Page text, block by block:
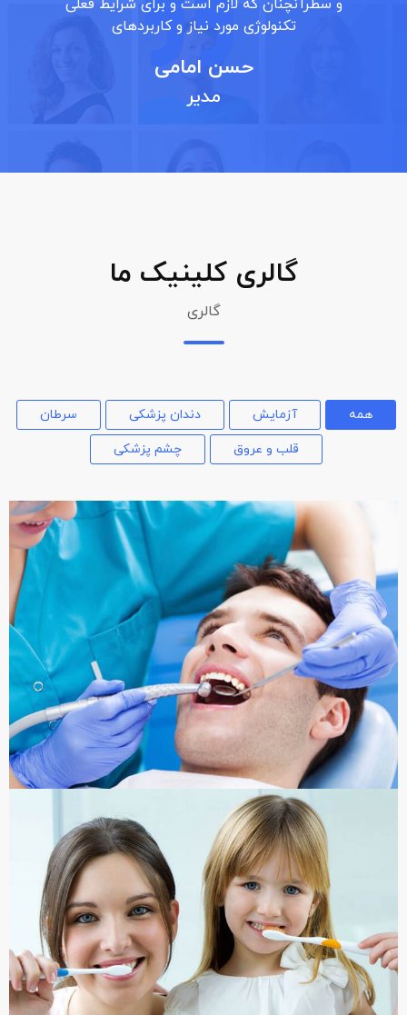
و سطرآنچنان که لازم است و برای شرایط فعلی
تکنولوژی مورد نیاز و کاربردهای
فهیمه حیدری
بیمار
گالری کلینیک ما
گالری
همه آزمایش دندان پزشکی
سرطان
قلب و عروق
چشم پزشکی